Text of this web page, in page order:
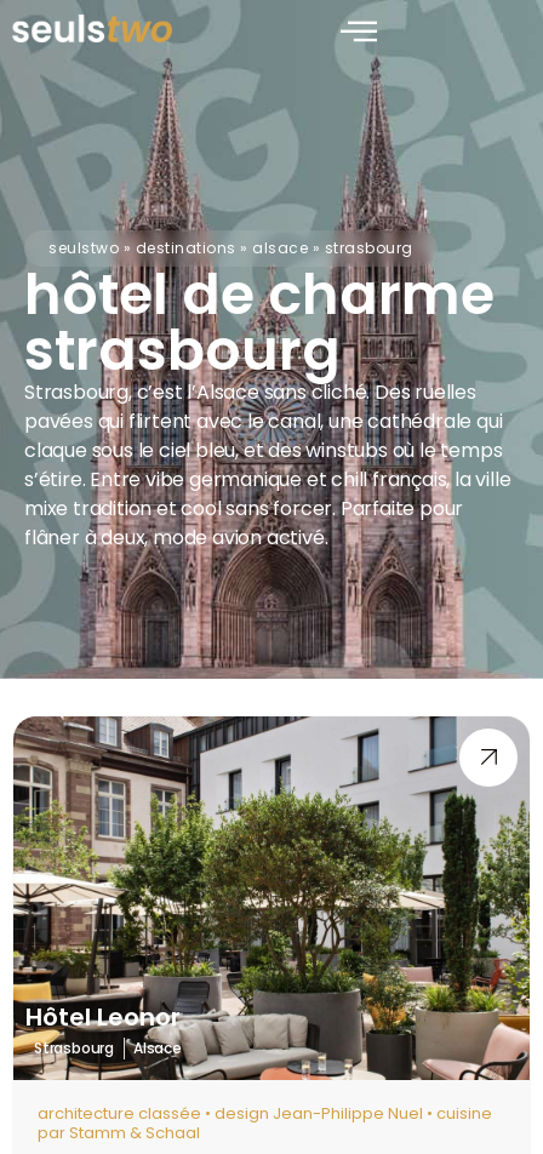
seulstwo » destinations » alsace » strasbourg
hôtel de charme
strasbourg
Strasbourg, c’est l’Alsace sans cliché. Des ruelles
pavées qui flirtent avec le canal, une cathédrale qui
claque sous le ciel bleu, et des winstubs où le temps
s’étire. Entre vibe germanique et chill français, la ville
mixe tradition et cool sans forcer. Parfaite pour
flâner à deux, mode avion activé.
Hôtel Leonor
Strasbourg Alsace
architecture classée • design Jean-Philippe Nuel • cuisine
par Stamm & Schaal